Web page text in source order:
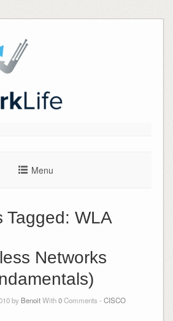
Menu
Tagged: WLA
Networks
by BenoitWith0Comments - CISCO